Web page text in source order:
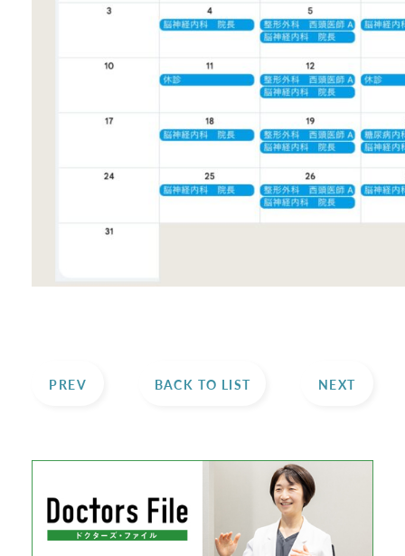
PREV BACK TO LIST NEXT